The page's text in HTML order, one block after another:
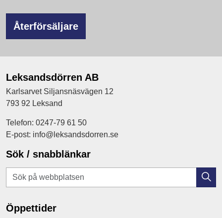
Återförsäljare
Leksandsdörren AB
Karlsarvet Siljansnäsvägen 12
793 92 Leksand
Telefon: 0247-79 61 50
E-post: info@leksandsdorren.se
Sök / snabblänkar
Öppettider